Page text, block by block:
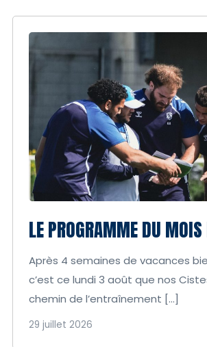
LE PROGRAMME DU MOIS
Après 4 semaines de vacances
c’est ce lundi 3 août que nos
chemin de l’entraînement […]
29 juillet 2026